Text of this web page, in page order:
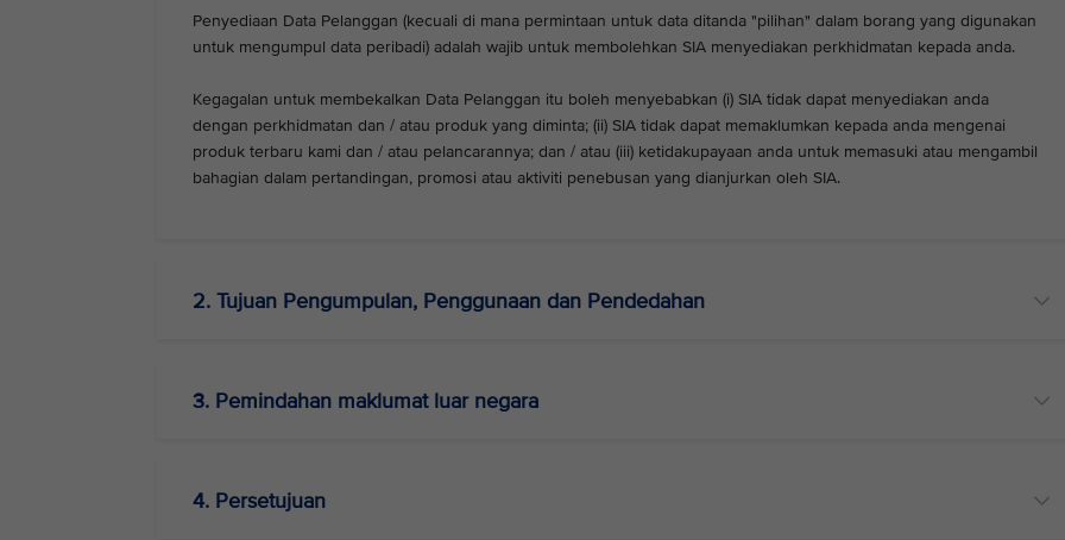
Penyediaan Data Pelanggan (kecuali di mana permintaan untuk data ditanda "pilihan" dalam borang yang digunakan
untuk mengumpul data peribadi) adalah wajib untuk membolehkan SIA menyediakan perkhidmatan kepada anda.
Kegagalan untuk membekalkan Data Pelanggan itu boleh menyebabkan (i) SIA tidak dapat menyediakan anda
dengan perkhidmatan dan / atau produk yang diminta; (ii) SIA tidak dapat memaklumkan kepada anda mengenai
produk terbaru kami dan / atau pelancarannya; dan / atau (iii) ketidakupayaan anda untuk memasuki atau mengambil
bahagian dalam pertandingan, promosi atau aktiviti penebusan yang dianjurkan oleh SIA.
2. Tujuan Pengumpulan, Penggunaan dan Pendedahan
3. Pemindahan maklumat luar negara
4. Persetujuan